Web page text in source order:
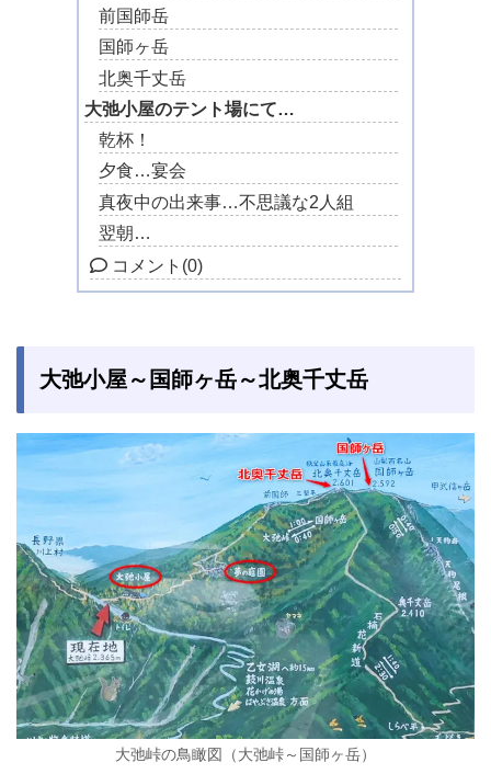
前国師岳
国師ヶ岳
北奥千丈岳
大弛小屋のテント場にて…
乾杯！
夕食…宴会
真夜中の出来事…不思議な2人組
翌朝…
コメント (0)
大弛小屋～国師ヶ岳～北奥千丈岳
大弛峠の鳥瞰図（大弛峠～国師ヶ岳）